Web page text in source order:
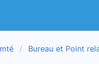
Bureau et Point